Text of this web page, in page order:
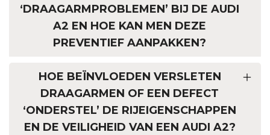
‘DRAAGARMPROBLEMEN’ BIJ DE AUDI
A2 EN HOE KAN MEN DEZE
PREVENTIEF AANPAKKEN?
HOE BEÏNVLOEDEN VERSLETEN
DRAAGARMEN OF EEN DEFECT
‘ONDERSTEL’ DE RIJEIGENSCHAPPEN
EN DE VEILIGHEID VAN EEN AUDI A2?